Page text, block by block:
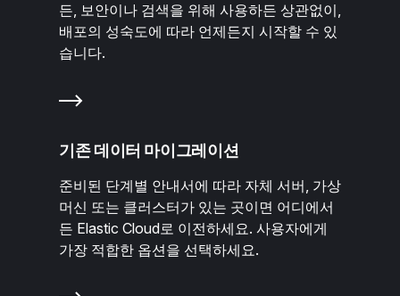
든, 보안이나 검색을 위해 사용하든 상관없이,
배포의 성숙도에 따라 언제든지 시작할 수 있
습니다.
기존 데이터 마이그레이션
준비된 단계별 안내서에 따라 자체 서버, 가상
머신 또는 클러스터가 있는 곳이면 어디에서
든 Elastic Cloud로 이전하세요. 사용자에게
가장 적합한 옵션을 선택하세요.